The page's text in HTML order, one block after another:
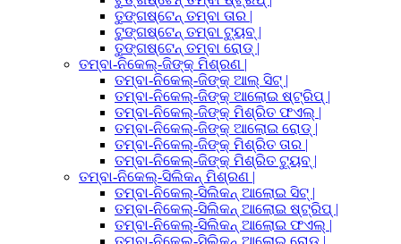
ତୁଙ୍ଗଷ୍ଟେନ୍ ତମ୍ବା ତାର |
ଟୁଙ୍ଗଷ୍ଟେନ୍ ତମ୍ବା ଟ୍ୟୁବ୍ |
ତୁଙ୍ଗଷ୍ଟେନ୍ ତମ୍ବା ରୋଡ୍ |
ତମ୍ବା-ନିକେଲ୍-ଜିଙ୍କ୍ ମିଶ୍ରଣ |
ତମ୍ବା-ନିକେଲ୍-ଜିଙ୍କ୍ ଆଲ୍ ସିଟ୍ |
ତମ୍ବା-ନିକେଲ୍-ଜିଙ୍କ୍ ଆଲୋଇ ଷ୍ଟ୍ରିପ୍ |
ତମ୍ବା-ନିକେଲ୍-ଜିଙ୍କ୍ ମିଶ୍ରିତ ଫଏଲ୍ |
ତମ୍ବା-ନିକେଲ୍-ଜିଙ୍କ୍ ଆଲୋଇ ରୋଡ୍ |
ତମ୍ବା-ନିକେଲ୍-ଜିଙ୍କ୍ ମିଶ୍ରିତ ତାର |
ତମ୍ବା-ନିକେଲ୍-ଜିଙ୍କ୍ ମିଶ୍ରିତ ଟ୍ୟୁବ୍ |
ତମ୍ବା-ନିକେଲ୍-ସିଲିକନ୍ ମିଶ୍ରଣ |
ତମ୍ବା-ନିକେଲ୍-ସିଲିକନ୍ ଆଲୋଇ ସିଟ୍ |
ତମ୍ବା-ନିକେଲ୍-ସିଲିକନ୍ ଆଲୋଇ ଷ୍ଟ୍ରିପ୍ |
ତମ୍ବା-ନିକେଲ୍-ସିଲିକନ୍ ଆଲୋଇ ଫଏଲ୍ |
ତମ୍ବା-ନିକେଲ୍-ସିଲିକନ୍ ଆଲୋଇ ରୋଡ୍ |